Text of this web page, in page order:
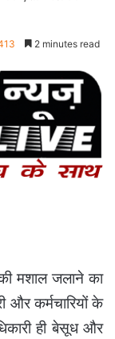
2 minutes read
मशाल जलाने का
और कर्मचारियों के
ही बेसूध और